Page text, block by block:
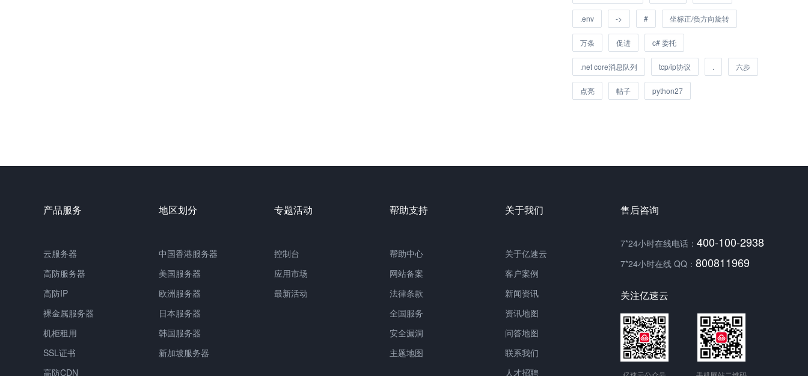
.env -> # 坐标正/负方向旋转
万条 促进 c# 委托
.net core消息队列 tcp/ip协议 . 六步
点亮 帖子 python27
产品服务
云服务器
高防服务器
高防IP
裸金属服务器
机柜租用
SSL证书
高防CDN
地区划分
中国香港服务器
美国服务器
欧洲服务器
日本服务器
韩国服务器
新加坡服务器
专题活动
控制台
应用市场
最新活动
帮助支持
帮助中心
网站备案
法律条款
全国服务
安全漏洞
主题地图
关于我们
关于亿速云
客户案例
新闻资讯
资讯地图
问答地图
联系我们
人才招聘
售后咨询
7*24小时在线电话： 400-100-2938
7*24小时在线 QQ： 800811969
关注亿速云